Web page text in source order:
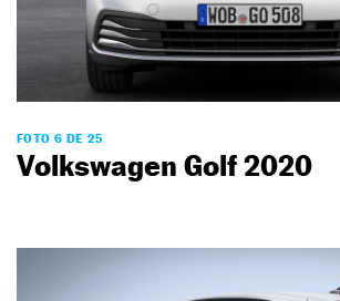
FOTO 6 DE 25
Volkswagen Golf 2020